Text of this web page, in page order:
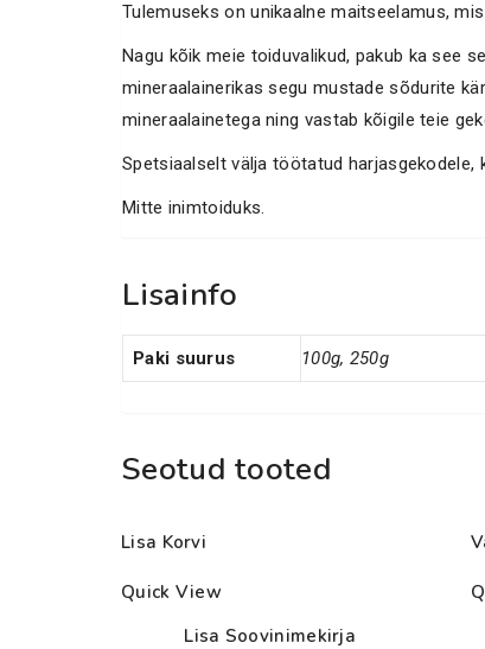
Tulemuseks on unikaalne maitseelamus,
Nagu kõik meie toiduvalikud, pakub ka see
mineraalainerikas segu mustade sõdurite
mineraalainetega ning vastab kõigile teie
Spetsiaalselt välja töötatud
Mitte inimtoiduks.
Lisainfo
Paki suurus 100g, 250g
Seotud tooted
Lisa Korvi
Quick View
Lisa Soovinimekirja